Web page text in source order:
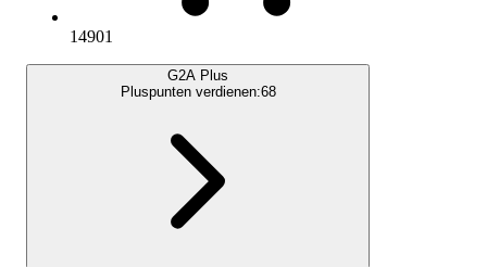
14901
G2A Plus
Pluspunten verdienen:68